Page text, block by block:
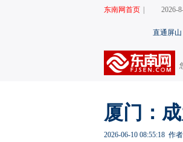
东南网首页 2026-
直通屏山
厦门：
2026-06-10 08:55:18 作